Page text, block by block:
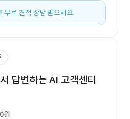
무료 견적 상담 받으세요.
답변하는 AI 고객센터
원